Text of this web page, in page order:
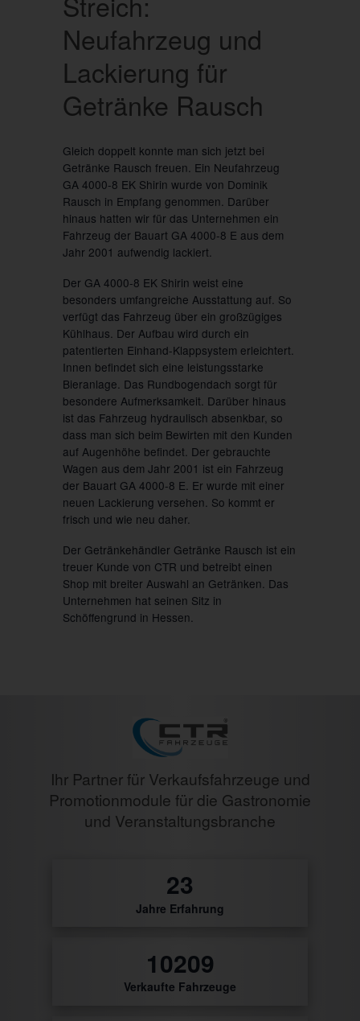
Neufahrzeug und
Lackierung für
Getränke Rausch
Gleich doppelt konnte man sich jetzt bei
Getränke Rausch freuen. Ein Neufahrzeug
GA 4000-8 EK Shirin wurde von Dominik
Rausch in Empfang genommen. Darüber
hinaus hatten wir für das Unternehmen ein
Fahrzeug der Bauart GA 4000-8 E aus dem
Jahr 2001 aufwendig lackiert.
Der GA 4000-8 EK Shirin weist eine
besonders umfangreiche Ausstattung auf. So
verfügt das Fahrzeug über ein großzügiges
Kühlhaus. Der Aufbau wird durch ein
patentierten Einhand-Klappsystem erleichtert.
Innen befindet sich eine leistungsstarke
Bieranlage. Das Rundbogendach sorgt für
besondere Aufmerksamkeit. Darüber hinaus
ist das Fahrzeug hydraulisch absenkbar, so
dass man sich beim Bewirten mit den Kunden
auf Augenhöhe befindet. Der gebrauchte
Wagen aus dem Jahr 2001 ist ein Fahrzeug
der Bauart GA 4000-8 E. Er wurde mit einer
neuen Lackierung versehen. So kommt er
frisch und wie neu daher.
Der Getränkehändler Getränke Rausch ist ein
treuer Kunde von CTR und betreibt einen
Shop mit breiter Auswahl an Getränken. Das
Unternehmen hat seinen Sitz in
Schöffengrund in Hessen.
Ihr Partner für Verkaufsfahrzeuge und
Promotionmodule für die Gastronomie
und Veranstaltungsbranche
28
Jahre Erfahrung
0
Verkaufte Fahrzeuge